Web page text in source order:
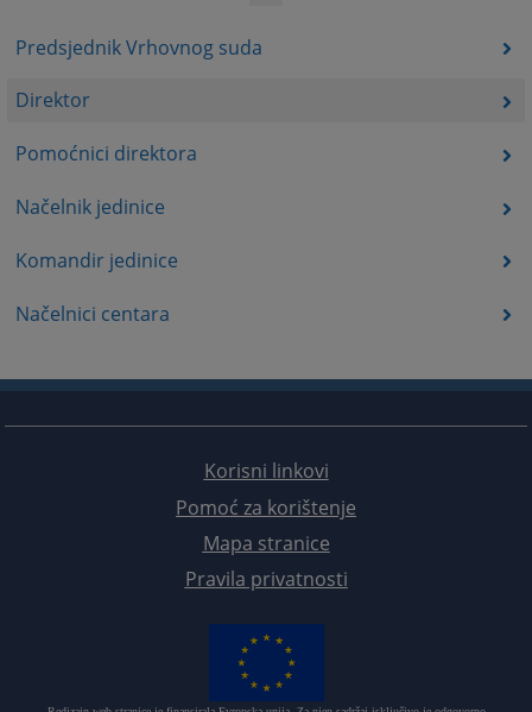
Predsjednik Vrhovnog suda
Direktor
Pomoćnici direktora
Načelnik jedinice
Komandir jedinice
Načelnici centara
Korisni linkovi
Pomoć za korištenje
Mapa stranice
Pravila privatnosti